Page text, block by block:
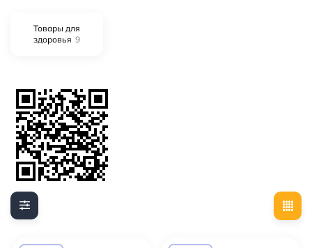
Товары для
здоровья 9